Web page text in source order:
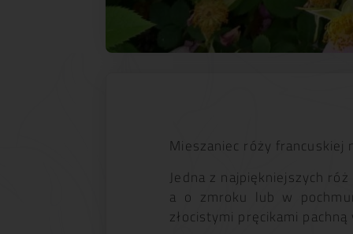
Mieszaniec róży
Jedna z najpiękniejszych
a o zmroku lub w
złocistymi pręcikami